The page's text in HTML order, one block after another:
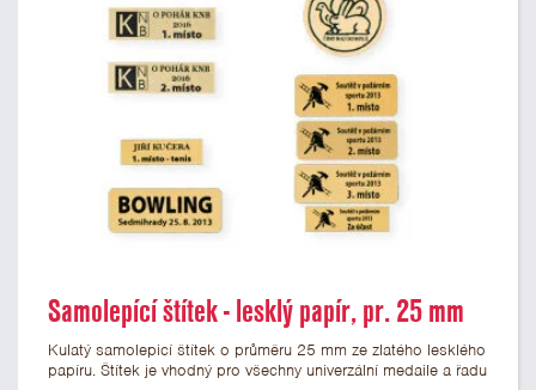
Samolepící štítek - lesklý papír, pr. 25 mm
Kulatý samolepicí štítek o průměru 25 mm ze zlatého lesklého
papíru. Štítek je vhodný pro všechny univerzální medaile a řadu